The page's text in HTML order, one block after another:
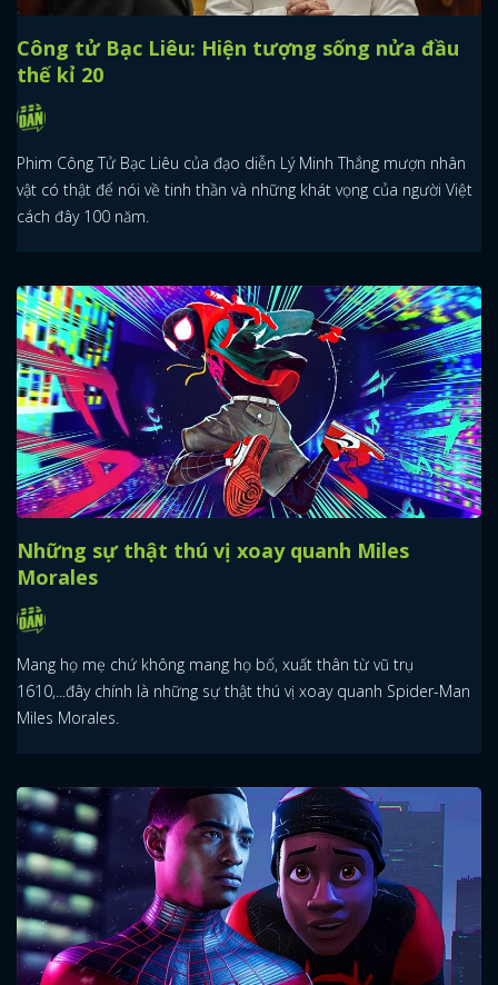
Công tử Bạc Liêu: Hiện tượng sống nửa đầu
thế kỉ 20
Phim Công Tử Bạc Liêu của đạo diễn Lý Minh Thắng mượn nhân
vật có thật để nói về tinh thần và những khát vọng của người Việt
cách đây 100 năm.
Những sự thật thú vị xoay quanh Miles
Morales
Mang họ mẹ chứ không mang họ bố, xuất thân từ vũ trụ
1610,...đây chính là những sự thật thú vị xoay quanh Spider-Man
Miles Morales.